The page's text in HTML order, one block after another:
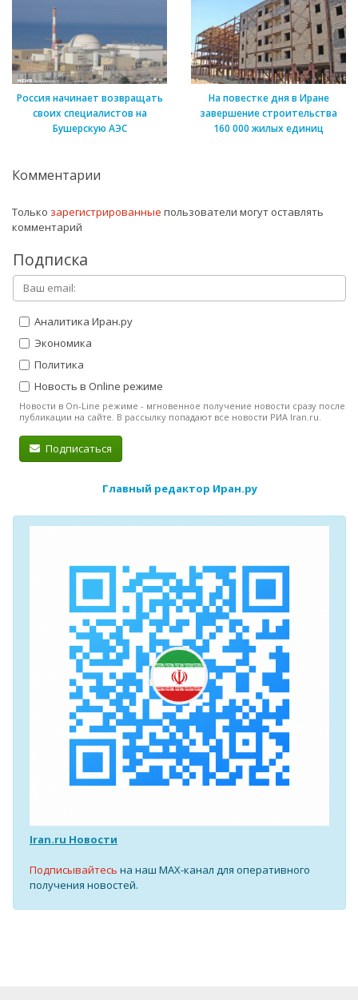
Россия начинает возвращать
своих специалистов на
Бушерскую АЭС
На повестке дня в Иране
завершение строительства
160 000 жилых единиц
Комментарии
Только зарегистрированные пользователи могут оставлять
комментарий
Подписка
Аналитика Иран.ру
Экономика
Политика
Новость в Online режиме
Новости в On-Line режиме - мгновенное получение новости сразу после
публикации на сайте. В рассылку попадают все новости РИА Iran.ru.
Подписаться
Главный редактор Иран.ру
Iran.ru Новости
Подписывайтесь на наш MAX-канал для оперативного
получения новостей.